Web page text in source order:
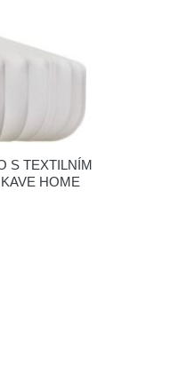
S TEXTILNÍM
HOME